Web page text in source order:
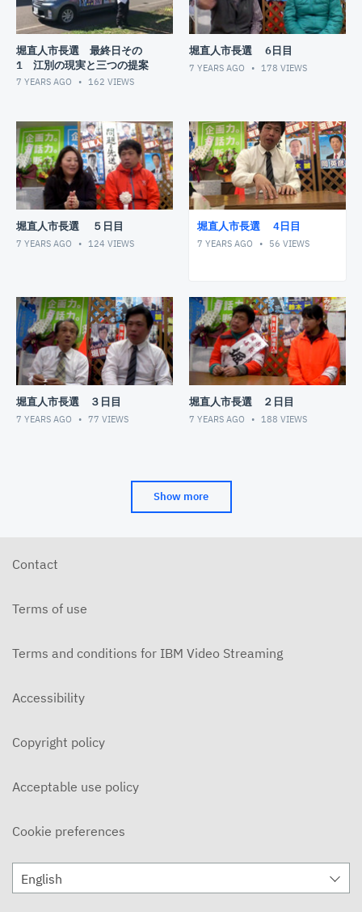
堀直人市長選 最終日その
1 江別の現実と三つの提案
7 YEARS AGO 162 VIEWS
堀直人市長選 6日目
7 YEARS AGO 178 VIEWS
堀直人市長選 ５日目
7 YEARS AGO 124 VIEWS
堀直人市長選 4日目
7 YEARS AGO 56 VIEWS
堀直人市長選 ３日目
7 YEARS AGO 77 VIEWS
堀直人市長選 ２日目
7 YEARS AGO 188 VIEWS
Show more
Contact
Terms of use
Terms and conditions for IBM Video Streaming
Accessibility
Copyright policy
Acceptable use policy
Cookie preferences
English